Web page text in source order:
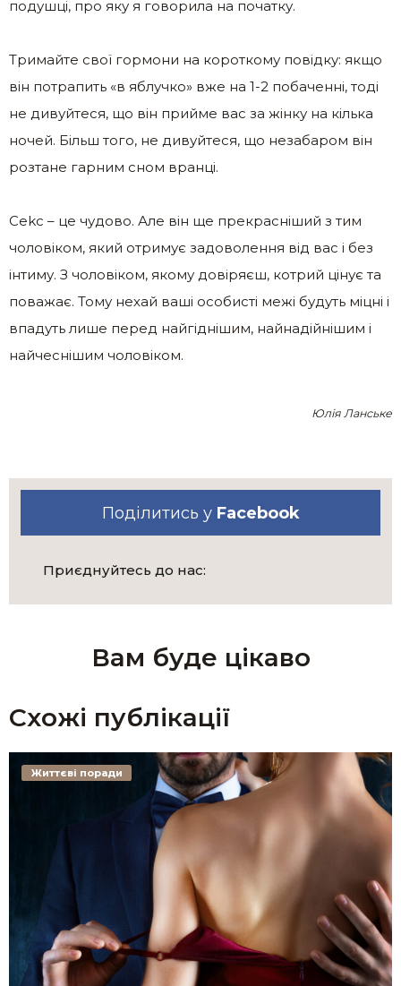
подушці, про яку я говорила на початку.
Тримайте свої гормони на короткому повідку: якщо
він потрапить «в яблучко» вже на 1-2 побаченні, тоді
не дивуйтеся, що він прийме вас за жінку на кілька
ночей. Більш того, не дивуйтеся, що незабаром він
розтане гарним сном вранці.
Сеkс – це чудово. Але він ще прекрасніший з тим
чоловіком, який отримує задоволення від вас і без
інтиму. З чоловіком, якому довіряєш, котрий цінує та
поважає. Тому нехай ваші особисті межі будуть міцні і
впадуть лише перед найгіднішим, найнадійнішим і
найчеснішим чоловіком.
Юлія Ланське
Поділитись у Facebook
Приєднуйтесь до нас:
Вам буде цікаво
Схожі публікації
Життєві поради